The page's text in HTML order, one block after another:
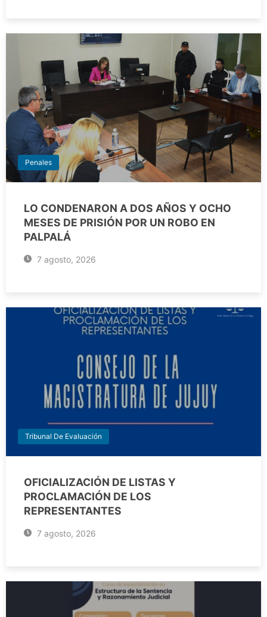
Penales
LO CONDENARON A DOS AÑOS Y OCHO
MESES DE PRISIÓN POR UN ROBO EN
PALPALÁ
7 agosto, 2026
Tribunal De Evaluación
OFICIALIZACIÓN DE LISTAS Y
PROCLAMACIÓN DE LOS
REPRESENTANTES
7 agosto, 2026